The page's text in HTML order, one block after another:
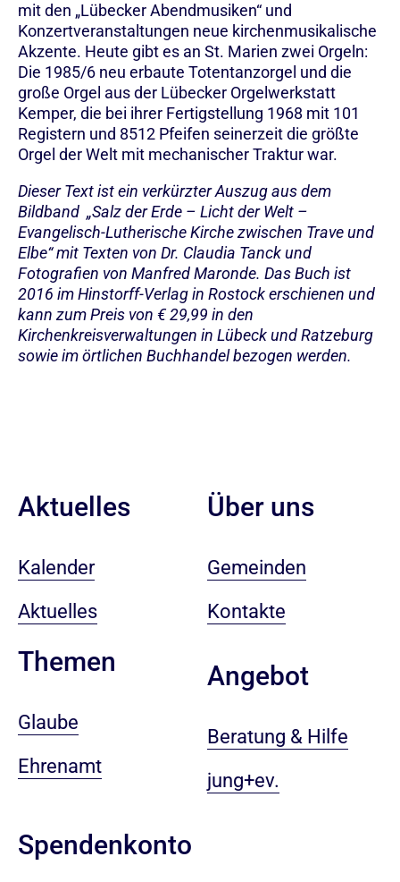
mit den „Lübecker Abendmusiken“ und
Konzertveranstaltungen neue kirchenmusikalische
Akzente. Heute gibt es an St. Marien zwei Orgeln:
Die 1985/6 neu erbaute Totentanzorgel und die
große Orgel aus der Lübecker Orgelwerkstatt
Kemper, die bei ihrer Fertigstellung 1968 mit 101
Registern und 8512 Pfeifen seinerzeit die größte
Orgel der Welt mit mechanischer Traktur war.
Dieser Text ist ein verkürzter Auszug aus dem
Bildband „Salz der Erde – Licht der Welt –
Evangelisch-Lutherische Kirche zwischen Trave und
Elbe“ mit Texten von Dr. Claudia Tanck und
Fotografien von Manfred Maronde. Das Buch ist
2016 im Hinstorff-Verlag in Rostock erschienen und
kann zum Preis von € 29,99 in den
Kirchenkreisverwaltungen in Lübeck und Ratzeburg
sowie im örtlichen Buchhandel bezogen werden.
Aktuelles
Kalender
Aktuelles
Themen
Glaube
Ehrenamt
Über uns
Gemeinden
Kontakte
Angebot
Beratung & Hilfe
jung+ev.
Spendenkonto